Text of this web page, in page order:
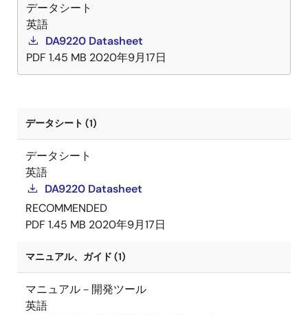
データシート
英語
DA9220 Datasheet
PDF 1.45 MB 2020年9月17日
データシート (1)
データシート
英語
DA9220 Datasheet
RECOMMENDED
PDF 1.45 MB 2020年9月17日
マニュアル、ガイド (1)
マニュアル－開発ツール
英語